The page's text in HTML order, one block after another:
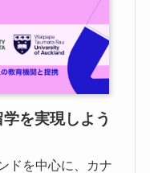
を実現しよう
ドを中心に、カナ